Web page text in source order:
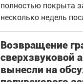
полностью покрыта
несколько недель
Возвращение
сверхзвуковой
вынесли на